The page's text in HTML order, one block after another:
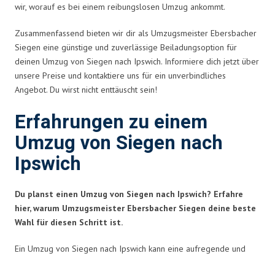
wir, worauf es bei einem reibungslosen Umzug ankommt.
Zusammenfassend bieten wir dir als Umzugsmeister Ebersbacher
Siegen eine günstige und zuverlässige Beiladungsoption für
deinen Umzug von Siegen nach Ipswich. Informiere dich jetzt über
unsere Preise und kontaktiere uns für ein unverbindliches
Angebot. Du wirst nicht enttäuscht sein!
Erfahrungen zu einem
Umzug von Siegen nach
Ipswich
Du planst einen Umzug von Siegen nach Ipswich? Erfahre
hier, warum Umzugsmeister Ebersbacher Siegen deine beste
Wahl für diesen Schritt ist.
Ein Umzug von Siegen nach Ipswich kann eine aufregende und